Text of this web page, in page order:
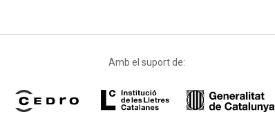
Amb el suport de: